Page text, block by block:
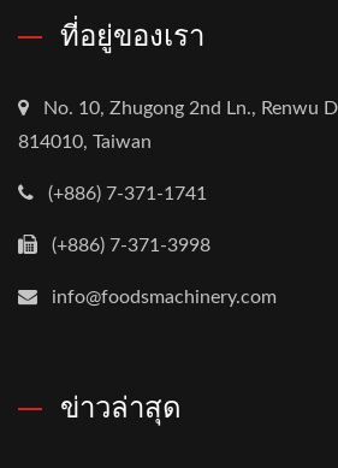
ที่อยู่ของเรา
No. 10, Zhugong 2nd Ln., Renwu
814010, Taiwan
(+886) 7-371-1741
(+886) 7-371-3998
info@foodsmachinery.com
ข่าวล่าสุด